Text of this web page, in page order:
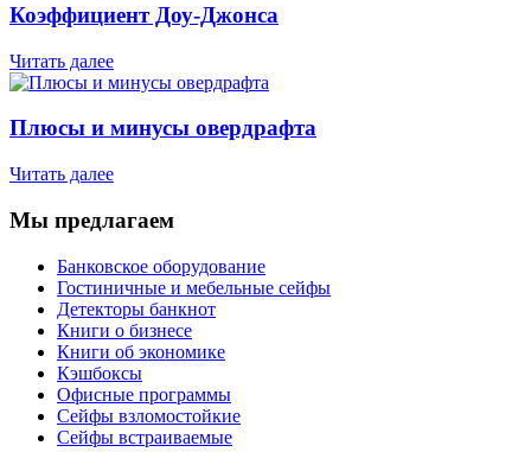
Коэффициент Доу-Джонса
Читать далее
Плюсы и минусы овердрафта
Читать далее
Мы предлагаем
Банковское оборудование
Гостиничные и мебельные сейфы
Детекторы банкнот
Книги о бизнесе
Книги об экономике
Кэшбоксы
Офисные программы
Сейфы взломостойкие
Сейфы встраиваемые